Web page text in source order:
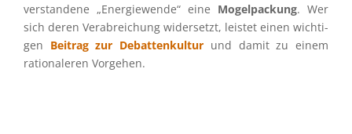
verstan­dene „Energie­wende“ eine Mogel­pa­ckung. Wer
sich deren Verab­rei­chung wider­setzt, leistet einen wichti­
gen Beitrag zur Debat­ten­kul­tur und damit zu einem
ratio­na­le­ren Vorgehen.